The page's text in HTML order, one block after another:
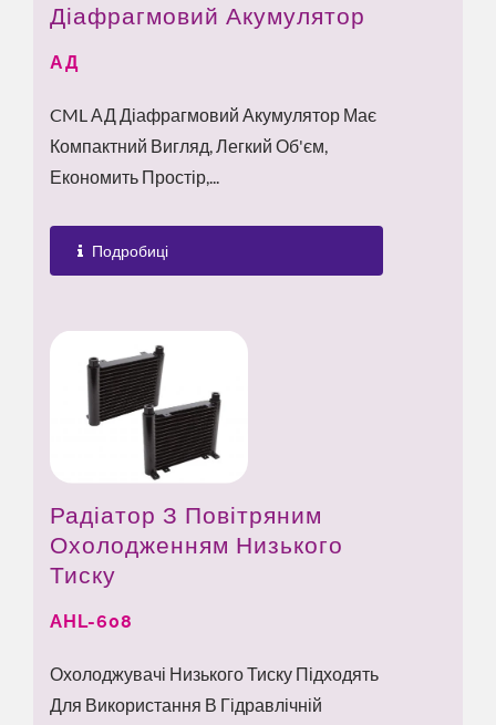
Діафрагмовий Акумулятор
АД
CML АД Діафрагмовий Акумулятор Має
Компактний Вигляд, Легкий Об'єм,
Економить Простір,...
Подробиці
Радіатор З Повітряним
Охолодженням Низького
Тиску
AHL-608
Охолоджувачі Низького Тиску Підходять
Для Використання В Гідравлічній